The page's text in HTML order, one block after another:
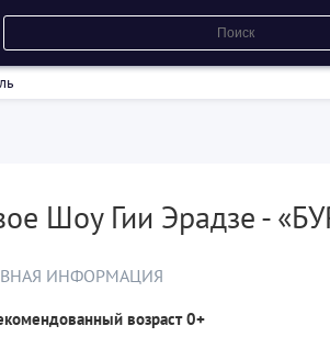
Шоу Гии Эрадзе -
ИНФОРМАЦИЯ
возраст 0+